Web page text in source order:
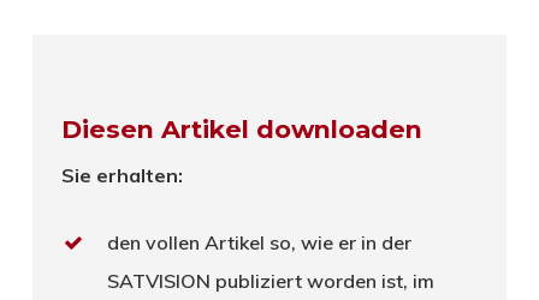
Diesen Artikel downloaden
Sie erhalten:
den vollen Artikel so, wie er in der
SATVISION publiziert worden ist, im